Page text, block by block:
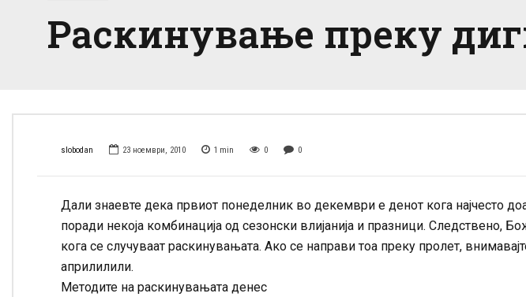
Раскинување преку
slobodan 23 ноември, 2010 1 min 0 0
Дали знаевте дека првиот понеделник во декември е денот кога најчесто
поради некоја комбинација од сезонски влијанија и празници. Следствено,
кога се случуваат раскинувањата. Ако се направи тоа преку пролет,
априлилили.
Методите на раскинувањата денес